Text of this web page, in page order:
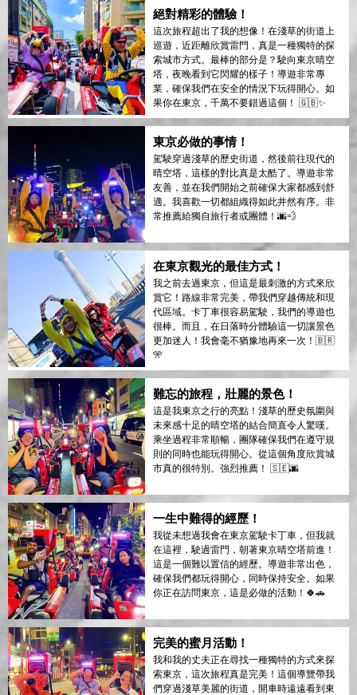
絕對精彩的體驗！
這次旅程超出了我的想像！在淺草的街道上
巡遊，近距離欣賞雷門，真是一種獨特的探
索城市方式。最棒的部分是？駛向東京晴空
塔，夜晚看到它閃耀的樣子！導遊非常專
業，確保我們在安全的情況下玩得開心。如
果你在東京，千萬不要錯過這個！ 🇬🇧✨
東京必做的事情！
駕駛穿過淺草的歷史街道，然後前往現代的
晴空塔，這樣的對比真是太酷了。導遊非常
友善，並在我們開始之前確保大家都感到舒
適。我喜歡一切都組織得如此井然有序。非
常推薦給獨自旅行者或團體！🌆💨
在東京觀光的最佳方式！
我之前去過東京，但這是最刺激的方式來欣
賞它！路線非常完美，帶我們穿越傳統和現
代區域。卡丁車很容易駕駛，我們的導遊也
很棒。而且，在日落時分體驗這一切讓景色
更加迷人！我會毫不猶豫地再來一次！🇧🇷
🎌
難忘的旅程，壯麗的景色！
這是我東京之行的亮點！淺草的歷史氛圍與
未來感十足的晴空塔的結合簡直令人驚嘆。
乘坐過程非常順暢，團隊確保我們在遵守規
則的同時也能玩得開心。從這個角度欣賞城
市真的很特別。強烈推薦！ 🇸🇪🌆
一生中難得的經歷！
我從未想過我會在東京駕駛卡丁車，但我就
在這裡，駛過雷門，朝著東京晴空塔前進！
這是一個難以置信的經歷。導遊非常出色，
確保我們都玩得開心，同時保持安全。如果
你正在訪問東京，這是必做的活動！🍀🚗
完美的蜜月活動！
我和我的丈夫正在尋找一種獨特的方式來探
索東京，這次旅程真是完美！這個導覽帶我
們穿過淺草美麗的街道，開車時遠遠看到東